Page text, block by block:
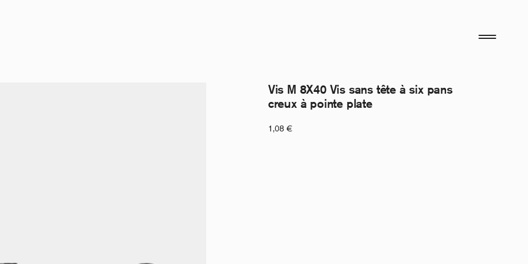
Vis M 8X40 Vis sans tête à six pans
creux à pointe plate
1,08 €